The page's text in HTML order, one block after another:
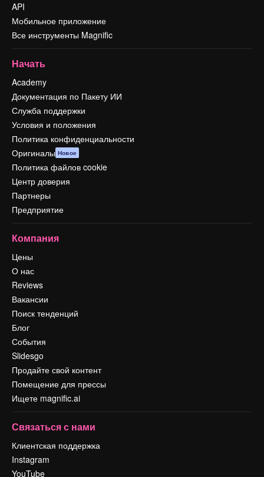
API
Мобильное приложение
Все инструменты Magnific
Начать
Academy
Документация по Пакету ИИ
Служба поддержки
Условия и положения
Политика конфиденциальности
Оригиналы Новое
Политика файлов cookie
Центр доверия
Партнеры
Предприятие
Компания
Цены
О нас
Reviews
Вакансии
Поиск тенденций
Блог
События
Slidesgo
Продайте свой контент
Помещение для прессы
Ищете magnific.ai
Связаться с нами
Клиентская поддержка
Instagram
YouTube